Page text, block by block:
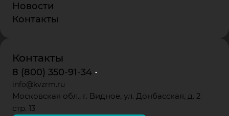
Новости
Контакты
Контакты
8 (800) 350-91-34
info@kvzrm.ru
Московская обл., г. Видное, ул. Донбасская, д. 2
стр. 13